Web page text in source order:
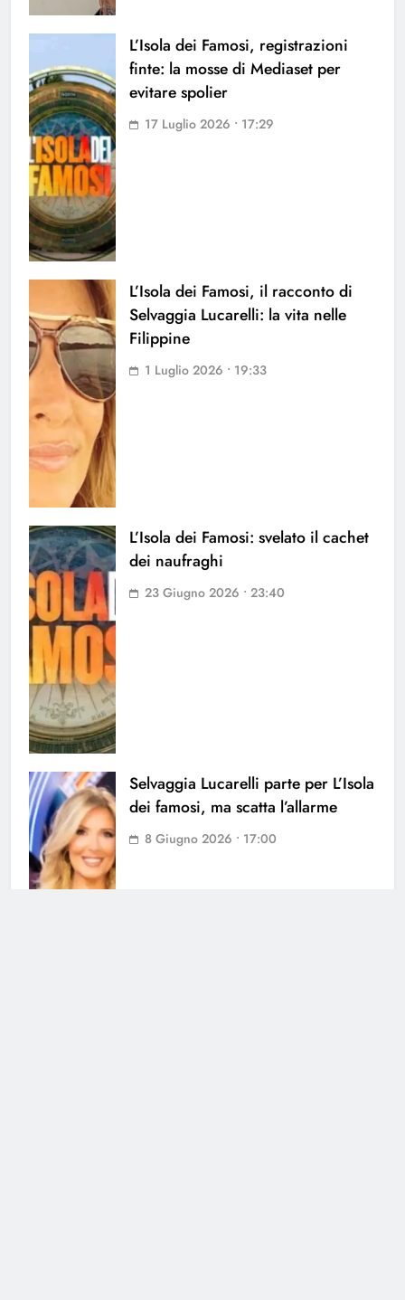
L’Isola dei Famosi, registrazioni
finte: la mosse di Mediaset per
evitare spolier
17 Luglio 2026 • 17:29
L’Isola dei Famosi, il racconto di
Selvaggia Lucarelli: la vita nelle
Filippine
1 Luglio 2026 • 19:33
L’Isola dei Famosi: svelato il cachet
dei naufraghi
23 Giugno 2026 • 23:40
Selvaggia Lucarelli parte per L’Isola
dei famosi, ma scatta l’allarme
8 Giugno 2026 • 17:00